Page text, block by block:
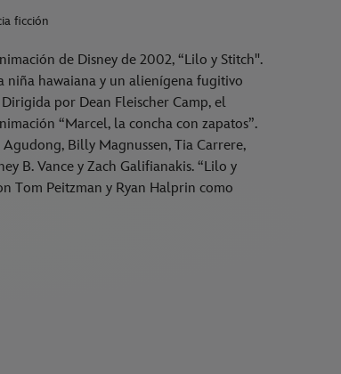
ficción
de Disney de 2002, “Lilo y Stitch".
niña hawaiana y un alienígena fugitivo
por Dean Fleischer Camp, el
“Marcel, la concha con zapatos”.
Billy Magnussen, Tia Carrere,
B. Vance y Zach Galifianakis. “Lilo y
Tom Peitzman y Ryan Halprin como